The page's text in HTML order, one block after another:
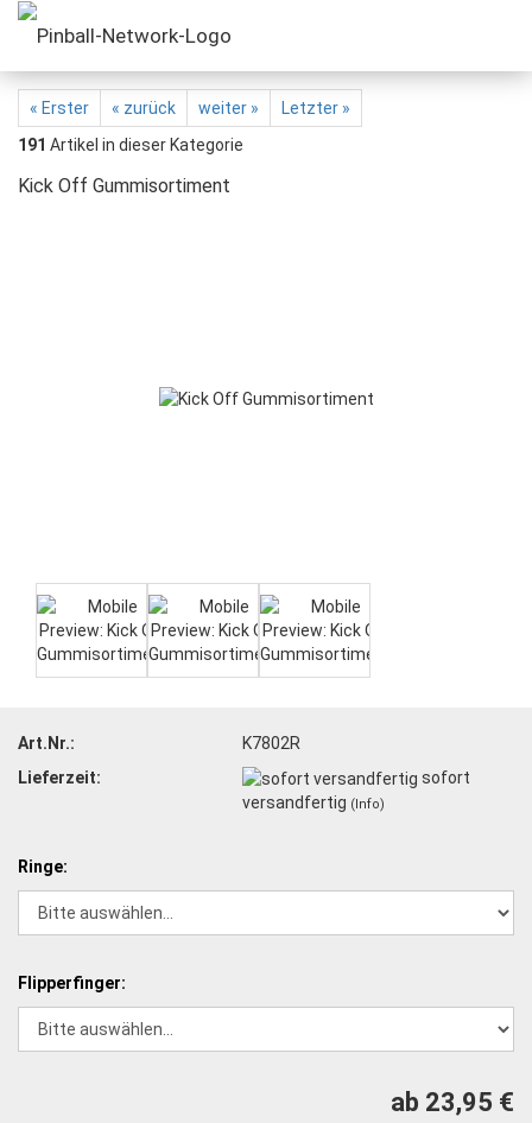
« Erster « zurück weiter »
Letzter »
191 Artikel in dieser Kategorie
Kick Off Gummisortiment
Art.Nr.:
K7802R
Lieferzeit:
sofort
versandfertig (Info)
Ringe:
Flipperfinger:
ab 23,95 €